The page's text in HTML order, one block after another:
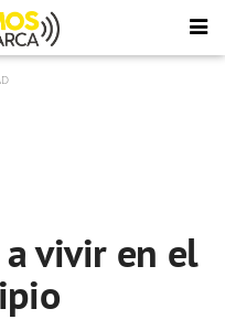
vivir en el